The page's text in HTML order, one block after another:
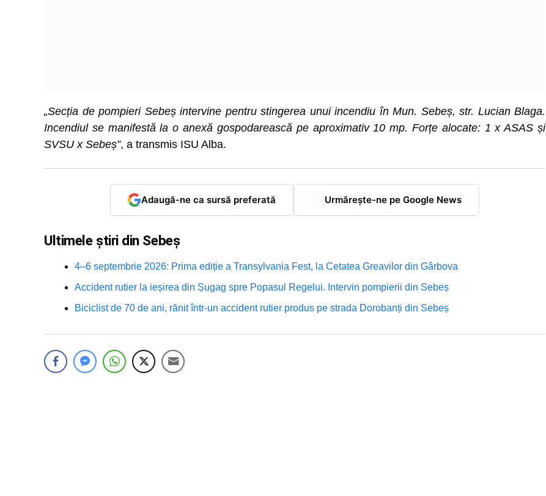
„Secția de pompieri Sebeș intervine pentru stingerea unui incendiu în Mun. Sebeș, str. Lucian Blaga.
Incendiul se manifestă la o anexă gospodarească pe aproximativ 10 mp. Forțe alocate: 1 x ASAS și
SVSU x Sebeș”, a transmis ISU Alba.
Adaugă-ne ca sursă preferată Urmărește-ne pe Google News
Ultimele știri din Sebeș
4–6 septembrie 2026: Prima ediție a Transylvania Fest, la Cetatea Greavilor din Gârbova
Accident rutier la ieșirea din Șugag spre Popasul Regelui. Intervin pompierii din Sebeș
Biciclist de 70 de ani, rănit într-un accident rutier produs pe strada Dorobanți din Sebeș